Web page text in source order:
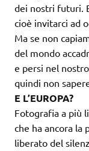
dei nostri futuri.
cioè invitarci ad
Ma se non
del mondo
e persi nel
quindi non
E L’EUROPA?
Fotografia a più
che ha ancora la
liberato del